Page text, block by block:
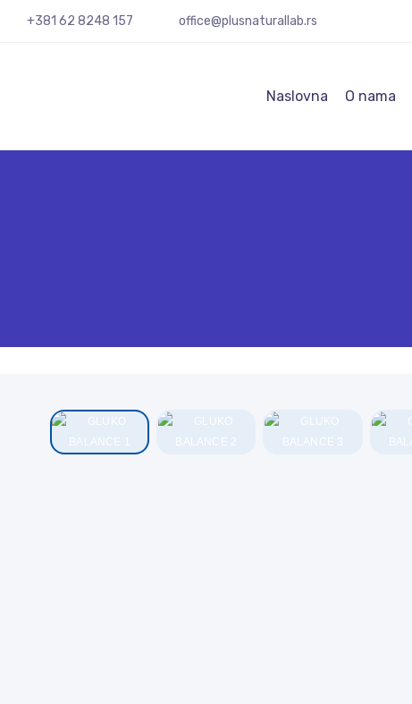
+381 62 8248 157 office@plusnaturallab.rs
Naslovna O nama